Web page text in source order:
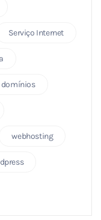
Serviço Internet
webhosting